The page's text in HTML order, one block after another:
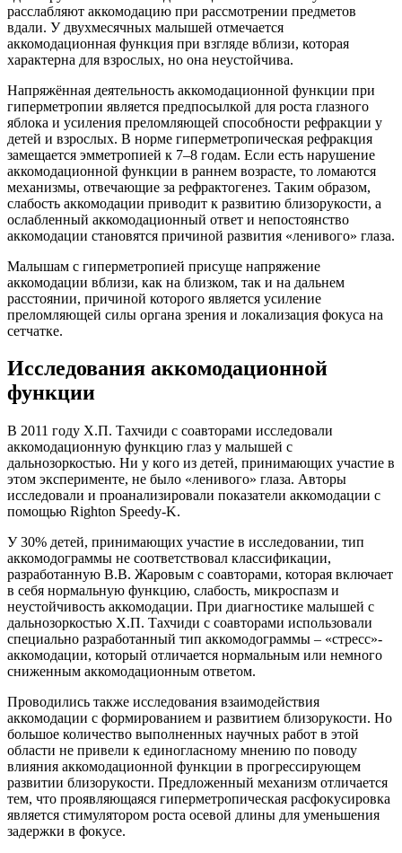
расслабляют аккомодацию при рассмотрении предметов
вдали. У двухмесячных малышей отмечается
аккомодационная функция при взгляде вблизи, которая
характерна для взрослых, но она неустойчива.
Напряжённая деятельность аккомодационной функции при
гиперметропии является предпосылкой для роста глазного
яблока и усиления преломляющей способности рефракции у
детей и взрослых. В норме гиперметропическая рефракция
замещается эмметропией к 7–8 годам. Если есть нарушение
аккомодационной функции в раннем возрасте, то ломаются
механизмы, отвечающие за рефрактогенез. Таким образом,
слабость аккомодации приводит к развитию близорукости, а
ослабленный аккомодационный ответ и непостоянство
аккомодации становятся причиной развития «ленивого» глаза.
Малышам с гиперметропией присуще напряжение
аккомодации вблизи, как на близком, так и на дальнем
расстоянии, причиной которого является усиление
преломляющей силы органа зрения и локализация фокуса на
сетчатке.
Исследования аккомодационной
функции
В 2011 году Х.П. Тахчиди c соавторами исследовали
аккомодационную функцию глаз у малышей с
дальнозоркостью. Ни у кого из детей, принимающих участие в
этом эксперименте, не было «ленивого» глаза. Авторы
исследовали и проанализировали показатели аккомодации с
помощью Righton Speedy-K.
У 30% детей, принимающих участие в исследовании, тип
аккомодограммы не соответствовал классификации,
разработанную В.В. Жаровым с соавторами, которая включает
в себя нормальную функцию, слабость, микроспазм и
неустойчивость аккомодации. При диагностике малышей с
дальнозоркостью Х.П. Тахчиди с соавторами использовали
специально разработанный тип аккомодограммы – «стресс»-
аккомодации, который отличается нормальным или немного
сниженным аккомодационным ответом.
Проводились также исследования взаимодействия
аккомодации с формированием и развитием близорукости. Но
большое количество выполненных научных работ в этой
области не привели к единогласному мнению по поводу
влияния аккомодационной функции в прогрессирующем
развитии близорукости. Предложенный механизм отличается
тем, что проявляющаяся гиперметропическая расфокусировка
является стимулятором роста осевой длины для уменьшения
задержки в фокусе.